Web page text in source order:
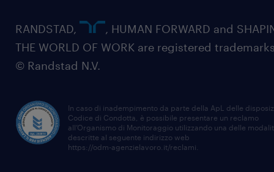
RANDSTAD,
, HUMAN FORWARD and
THE WORLD OF WORK are registered
© Randstad N.V.
In caso di inadempimento da parte della ApL delle
Codice di Condotta, è possibile presentare un reclamo
all’Organismo di Monitoraggio utilizzando una delle
descritte al seguente indirizzo web
https://odm-agenzielavoro.it/reclami